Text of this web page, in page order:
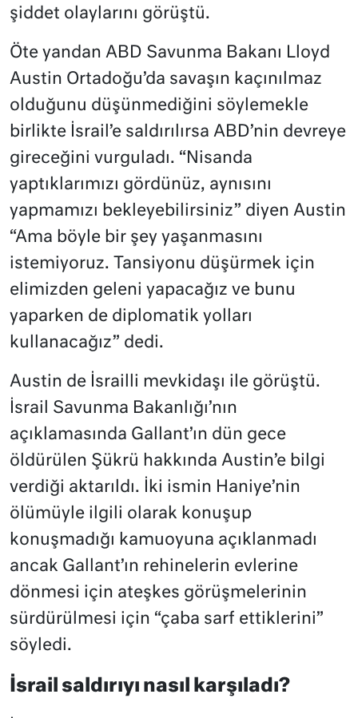
şiddet olaylarını görüştü.
Öte yandan ABD Savunma Bakanı Lloyd
Austin Ortadoğu’da savaşın kaçınılmaz
olduğunu düşünmediğini söylemekle
birlikte İsrail’e saldırılırsa ABD’nin devreye
gireceğini vurguladı. “Nisanda
yaptıklarımızı gördünüz, aynısını
yapmamızı bekleyebilirsiniz” diyen Austin
“Ama böyle bir şey yaşanmasını
istemiyoruz. Tansiyonu düşürmek için
elimizden geleni yapacağız ve bunu
yaparken de diplomatik yolları
kullanacağız” dedi.
Austin de İsrailli mevkidaşı ile görüştü.
İsrail Savunma Bakanlığı’nın
açıklamasında Gallant’ın dün gece
öldürülen Şükrü hakkında Austin’e bilgi
verdiği aktarıldı. İki ismin Haniye’nin
ölümüyle ilgili olarak konuşup
konuşmadığı kamuoyuna açıklanmadı
ancak Gallant’ın rehinelerin evlerine
dönmesi için ateşkes görüşmelerinin
sürdürülmesi için “çaba sarf ettiklerini”
söyledi.
İsrail saldırıyı nasıl karşıladı?